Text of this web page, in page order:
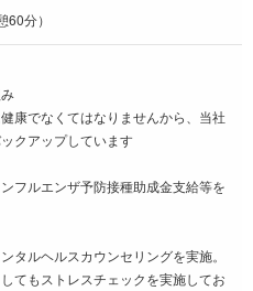
分）
康でなくてはなりませんから、当社
クアップしています
フルエンザ予防接種助成金支給等を
タルヘルスカウンセリングを実施。
てもストレスチェックを実施してお